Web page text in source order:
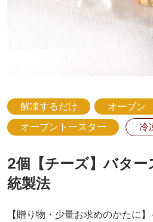
解凍するだけ
オーブン
オーブントースター
冷
2個【チーズ】バター
統製法
【贈り物・少量お求めのかたに